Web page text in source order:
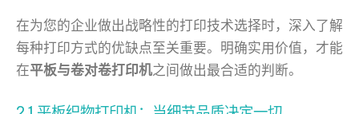
在为您的企业做出战略性的打印技术选择时，深入了解
每种打印方式的优缺点至关重要。明确实用价值，才能
在平板与卷对卷打印机之间做出最合适的判断。